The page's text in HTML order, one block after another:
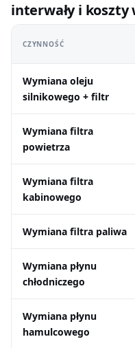
interwały i koszty
CZYNNOŚĆ
Wymiana oleju
silnikowego + filtr
Wymiana filtra
powietrza
Wymiana filtra
kabinowego
Wymiana filtra paliwa
Wymiana płynu
chłodniczego
Wymiana płynu
hamulcowego